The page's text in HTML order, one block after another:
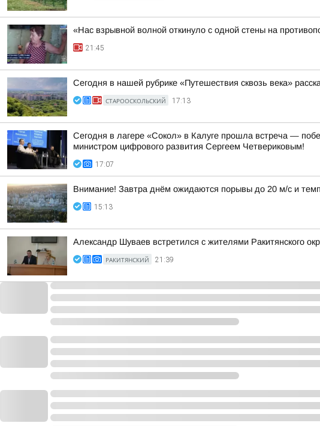
«Нас взрывной волной откинуло с одной стены на
21:45
Сегодня в нашей рубрике «Путешествия сквозь века»
СТАРООСКОЛЬСКИЙ 17:13
Сегодня в лагере «Сокол» в Калуге прошла встреча —
министром цифрового развития Сергеем Четвериковым!
17:07
Внимание! Завтра днём ожидаются порывы до 20 м/с и
15:13
Александр Шуваев встретился с жителями Ракитянского
РАКИТЯНСКИЙ 21:39